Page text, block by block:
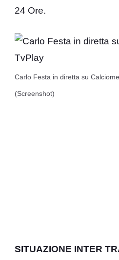
24 Ore.
Carlo Festa in diretta su
(Screenshot)
SITUAZIONE INTER